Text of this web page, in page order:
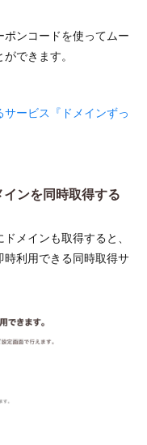
ポンコードを使ってムー
できます。
サービス『ドメインずっ
ンを同時取得する
メインも取得すると、
時利用できる同時取得サ